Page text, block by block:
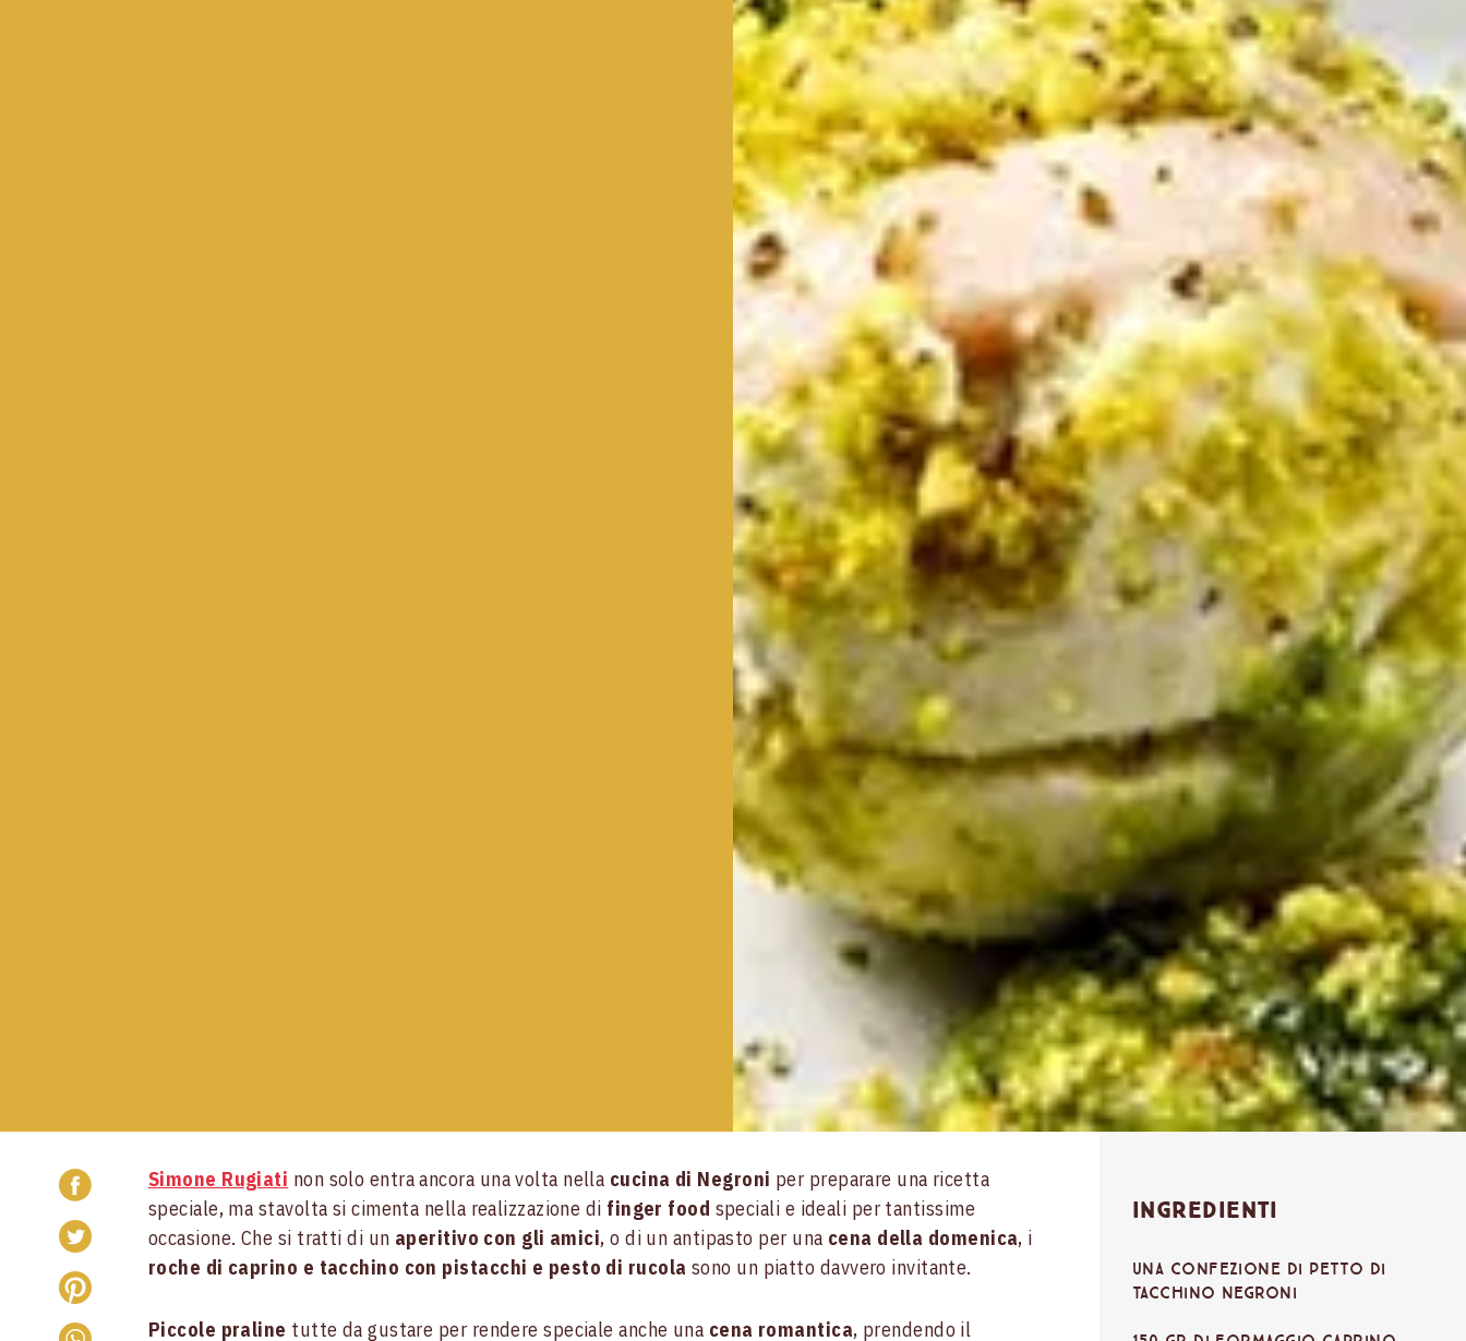
Simone Rugiati non solo entra ancora una volta nella cucina di Negroni per preparare una ricetta
speciale, ma stavolta si cimenta nella realizzazione di finger food speciali e ideali per tantissime
occasione. Che si tratti di un aperitivo con gli amici, o di un antipasto per una cena della domenica, i
roche di caprino e tacchino con pistacchi e pesto di rucola sono un piatto davvero invitante.
Piccole praline tutte da gustare per rendere speciale anche una cena romantica, prendendo il
Ingredienti
Una confezione di Petto di
tacchino Negroni